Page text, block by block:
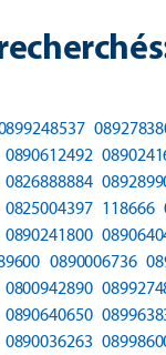
0890612492
0826888884
0825004397 118666
0890241800
0890006736
0800942890
0890640650
0890036263